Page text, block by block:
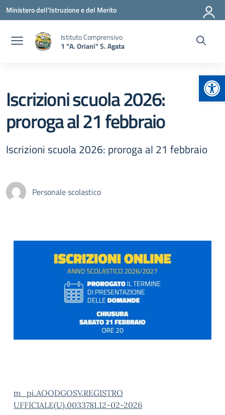
Vai ai contenuti
Vai al menu di navigazione
Vai al footer
Ministero dell'Istruzione e del Merito
Istituto Comprensivo
1 "A. Oriani" S. Agata
Iscrizioni scuola 2026:
proroga al 21 febbraio
Iscrizioni scuola 2026: proroga al 21 febbraio
Personale scolastico
m_pi.AOODGOSV.REGISTRO
UFFICIALE(U).0033781.12-02-2026